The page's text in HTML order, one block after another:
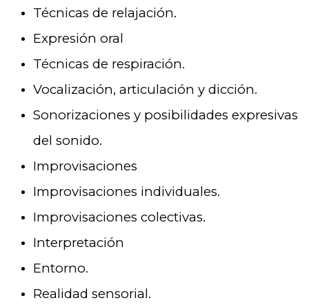
Técnicas de relajación.
Expresión oral
Técnicas de respiración.
Vocalización, articulación y dicción.
Sonorizaciones y posibilidades expresivas
del sonido.
Improvisaciones
Improvisaciones individuales.
Improvisaciones colectivas.
Interpretación
Entorno.
Realidad sensorial.